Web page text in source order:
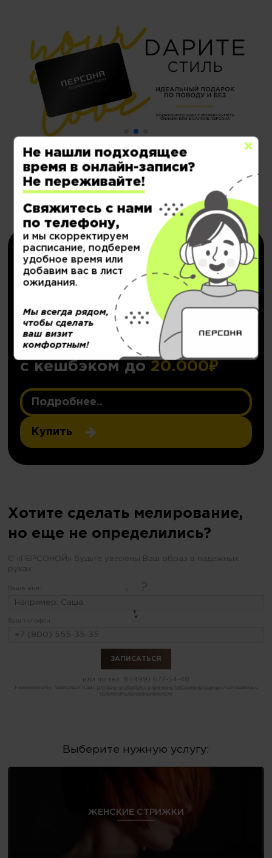
Электронные сертификаты на
депозит со скидкой
НОВИНКА!
Персональный депозит
с кешбэком до 20.000₽
Подробнее..
Купить
Хотите сделать мелирование,
но еще не определились?
С «ПЕРСОНОЙ» будьте уверены Ваш образ в надежных
руках
Ваше имя:
Ваш телефон:
или по тел. 8 (499) 677-54-48
Нажимая кнопку "Записаться" я даю согласие на обработку и хранение персональных данных
политикой конфиденциальности
Выберите нужную услугу:
ЖЕНСКИЕ СТРИЖКИ
Не нашли подходящее
время в онлайн-записи?
Не переживайте!
Свяжитесь с нами
по телефону,
и мы скорректируем
расписание, подберем
удобное время или
добавим вас в лист
ожидания.
Мы всегда рядом,
чтобы сделать
ваш визит
комфортным!